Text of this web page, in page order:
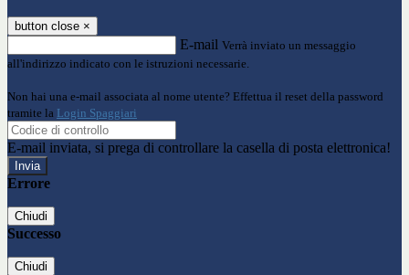
button close ×
E-mail Verrà inviato un messaggio
all'indirizzo indicato con le istruzioni necessarie.
Non hai una e-mail associata al nome utente? Effettua il reset della password
tramite la Login Spaggiari
E-mail inviata, si prega di controllare la casella di posta elettronica!
Errore
Chiudi
Successo
Chiudi